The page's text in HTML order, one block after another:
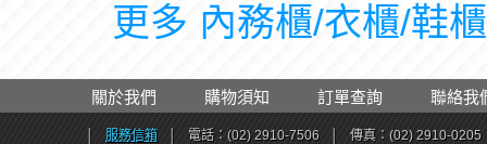
更多 內務櫃/衣櫃/鞋
關於我們 購物須知 訂單查詢 聯絡我
服務信箱 電話：(02) 2910-7506
傳真：(02) 2910-0205